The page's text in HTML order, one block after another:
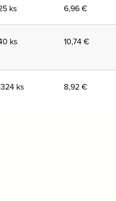
ks 6,96€
ks 10,74€
ks 8,92€